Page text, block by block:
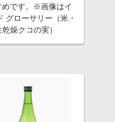
めです。※画像はイ
グローサリー（米・
燥クコの実）